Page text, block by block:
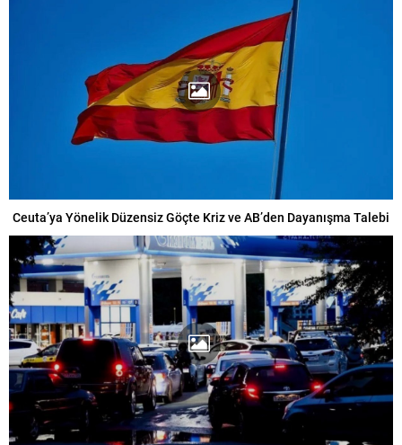
Ceuta’ya Yönelik Düzensiz Göçte Kriz ve AB’den Dayanışma Talebi